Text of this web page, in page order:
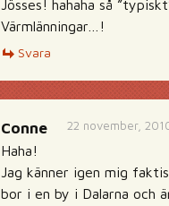
Jösses! hahaha så
Värmlänningar…!
Svara
22 november,
Conne
Haha!
Jag känner igen mig
bor i en by i Dalarna och